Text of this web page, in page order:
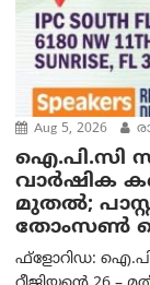
Aug 5, 2026
ഐ.പി.സി
വാർഷിക
മുതൽ;
തോംസൺ
ഫ്ളോറിഡ: